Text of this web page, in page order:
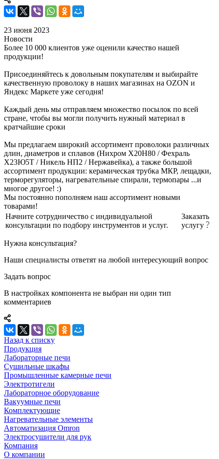
23 июня 2023
Новости
Более 10 000 клиентов уже оценили качество нашей
продукции!
Присоединяйтесь к довольным покупателям и выбирайте
качественную проволоку в наших магазинах на OZON и
Яндекс Маркете уже сегодня!
Каждый день мы отправляем множество посылок по всей
стране, чтобы вы могли получить нужный материал в
кратчайшие сроки
Мы предлагаем широкий ассортимент проволоки различных
длин, диаметров и сплавов (Нихром Х20Н80 / Фехраль
Х23Ю5Т / Никель НП2 / Нержавейка), а также большой
ассортимент продукции: керамическая трубка МКР, лещадки,
терморегуляторы, нагревательные спирали, термопары ...и
многое другое! :)
Мы постоянно пополняем наш ассортимент новыми
товарами!
Начните сотрудничество с индивидуальной
консультации по подбору инструментов и услуг.
Заказать
услугу
Нужна консультация?
Наши специалисты ответят на любой интересующий вопрос
Задать вопрос
В настройках компонента не выбран ни один тип
комментариев
Назад к списку
Продукция
Лабораторные печи
Сушильные шкафы
Промышленные камерные печи
Электротигели
Лабораторное оборудование
Вакуумные печи
Комплектующие
Нагревательные элементы
Автоматизация Omron
Электросушители для рук
Компания
О компании